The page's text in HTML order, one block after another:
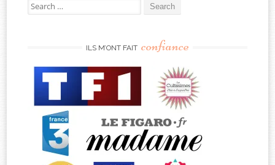
Search
for:
ILS M’ONT FAIT confiance